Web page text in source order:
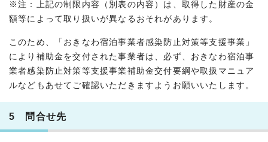
※注：上記の制限内容（別表の内容）は、取得した財産の金
額等によって取り扱いが異なるおそれがあります。
このため、「おきなわ宿泊事業者感染防止対策等支援事業」
により補助金を交付された事業者は、必ず、おきなわ宿泊事
業者感染防止対策等支援事業補助金交付要綱や取扱マニュア
ルなどもあせてご確認いただきますようお願いいたします。
5 問合せ先